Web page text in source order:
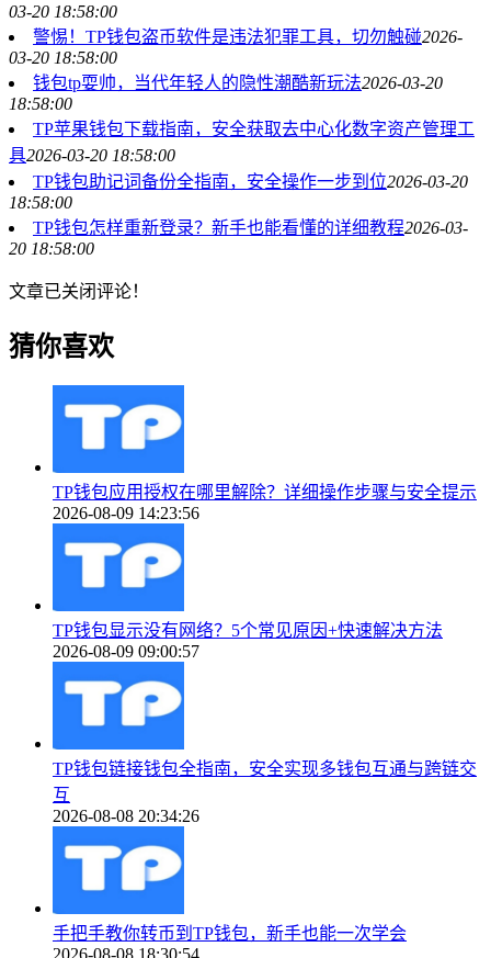
03-20 18:58:00
警惕！TP钱包盗币软件是违法犯罪工具，切勿触碰2026-
03-20 18:58:00
钱包tp耍帅，当代年轻人的隐性潮酷新玩法2026-03-20
18:58:00
TP苹果钱包下载指南，安全获取去中心化数字资产管理工
具2026-03-20 18:58:00
TP钱包助记词备份全指南，安全操作一步到位2026-03-20
18:58:00
TP钱包怎样重新登录？新手也能看懂的详细教程2026-03-
20 18:58:00
文章已关闭评论！
猜你喜欢
TP钱包应用授权在哪里解除？详细操作步骤与安全提示
2026-08-09 14:23:56
TP钱包显示没有网络？5个常见原因+快速解决方法
2026-08-09 09:00:57
TP钱包链接钱包全指南，安全实现多钱包互通与跨链交
互
2026-08-08 20:34:26
手把手教你转币到TP钱包，新手也能一次学会
2026-08-08 18:30:54